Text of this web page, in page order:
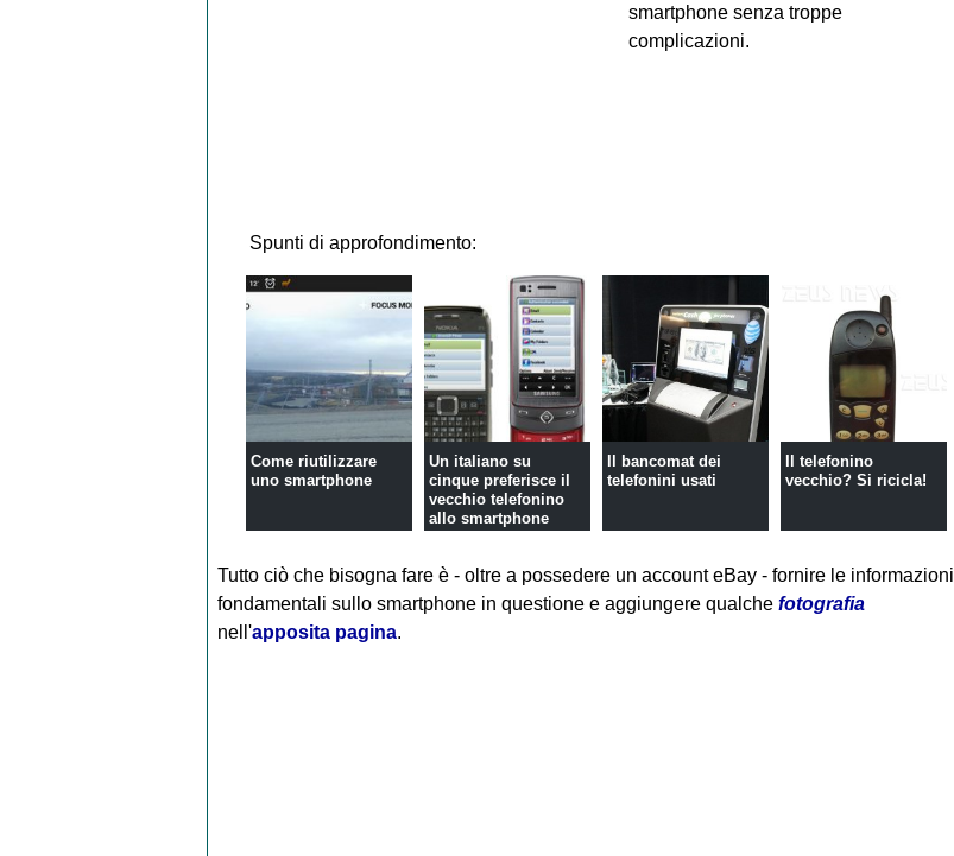
smartphone senza troppe
complicazioni.
Spunti di approfondimento:
Come riutilizzare
uno smartphone
Un italiano su
cinque preferisce il
vecchio telefonino
allo smartphone
Il bancomat dei
telefonini usati
Il telefonino
vecchio? Si ricicla!
Tutto ciò che bisogna fare è - oltre a possedere un account eBay - fornire le informazioni
fondamentali sullo smartphone in questione e aggiungere qualche fotografia
nell'apposita pagina.